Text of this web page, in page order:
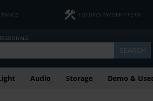
120 DAYS PAYMENT TERM
SEARCH
Audio Storage Demo &